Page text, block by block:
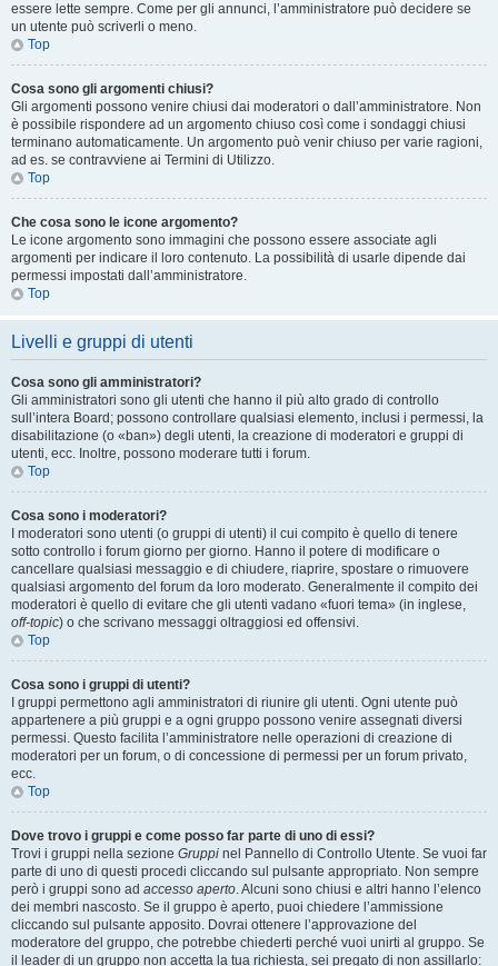
essere lette sempre. Come per gli annunci, l’amministratore può decidere se
un utente può scriverli o meno.
Top
Cosa sono gli argomenti chiusi?
Gli argomenti possono venire chiusi dai moderatori o dall’amministratore. Non
è possibile rispondere ad un argomento chiuso così come i sondaggi chiusi
terminano automaticamente. Un argomento può venir chiuso per varie ragioni,
ad es. se contravviene ai Termini di Utilizzo.
Top
Che cosa sono le icone argomento?
Le icone argomento sono immagini che possono essere associate agli
argomenti per indicare il loro contenuto. La possibilità di usarle dipende dai
permessi impostati dall’amministratore.
Top
Livelli e gruppi di utenti
Cosa sono gli amministratori?
Gli amministratori sono gli utenti che hanno il più alto grado di controllo
sull’intera Board; possono controllare qualsiasi elemento, inclusi i permessi, la
disabilitazione (o «ban») degli utenti, la creazione di moderatori e gruppi di
utenti, ecc. Inoltre, possono moderare tutti i forum.
Top
Cosa sono i moderatori?
I moderatori sono utenti (o gruppi di utenti) il cui compito è quello di tenere
sotto controllo i forum giorno per giorno. Hanno il potere di modificare o
cancellare qualsiasi messaggio e di chiudere, riaprire, spostare o rimuovere
qualsiasi argomento del forum da loro moderato. Generalmente il compito dei
moderatori è quello di evitare che gli utenti vadano «fuori tema» (in inglese,
off-topic) o che scrivano messaggi oltraggiosi ed offensivi.
Top
Cosa sono i gruppi di utenti?
I gruppi permettono agli amministratori di riunire gli utenti. Ogni utente può
appartenere a più gruppi e a ogni gruppo possono venire assegnati diversi
permessi. Questo facilita l’amministratore nelle operazioni di creazione di
moderatori per un forum, o di concessione di permessi per un forum privato,
ecc.
Top
Dove trovo i gruppi e come posso far parte di uno di essi?
Trovi i gruppi nella sezione Gruppi nel Pannello di Controllo Utente. Se vuoi far
parte di uno di questi procedi cliccando sul pulsante appropriato. Non sempre
però i gruppi sono ad accesso aperto. Alcuni sono chiusi e altri hanno l’elenco
dei membri nascosto. Se il gruppo è aperto, puoi chiedere l’ammissione
cliccando sul pulsante apposito. Dovrai ottenere l’approvazione del
moderatore del gruppo, che potrebbe chiederti perché vuoi unirti al gruppo. Se
il leader di un gruppo non accetta la tua richiesta, sei pregato di non assillarlo: